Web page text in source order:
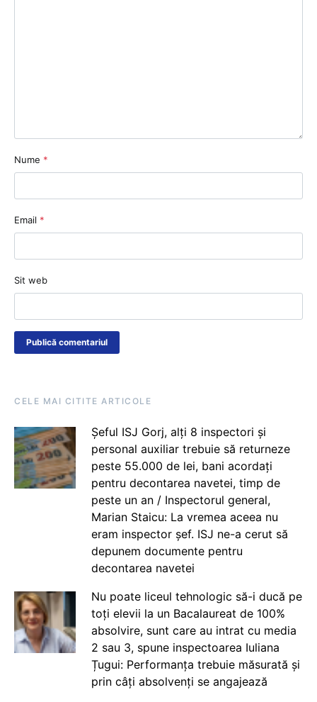
Nume *
Email *
Sit web
CELE MAI CITITE ARTICOLE
Șeful ISJ Gorj, alți 8 inspectori și
personal auxiliar trebuie să returneze
peste 55.000 de lei, bani acordați
pentru decontarea navetei, timp de
peste un an / Inspectorul general,
Marian Staicu: La vremea aceea nu
eram inspector șef. ISJ ne-a cerut să
depunem documente pentru
decontarea navetei
Nu poate liceul tehnologic să-i ducă pe
toți elevii la un Bacalaureat de 100%
absolvire, sunt care au intrat cu media
2 sau 3, spune inspectoarea Iuliana
Țugui: Performanța trebuie măsurată și
prin câți absolvenți se angajează